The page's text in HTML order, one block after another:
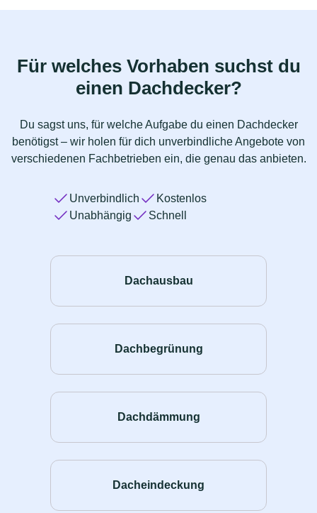
Für welches Vorhaben suchst du
einen Dachdecker?
Du sagst uns, für welche Aufgabe du einen Dachdecker
benötigst – wir holen für dich unverbindliche Angebote von
verschiedenen Fachbetrieben ein, die genau das anbieten.
Unverbindlich
Kostenlos
Unabhängig
Schnell
Dachausbau
Dachbegrünung
Dachdämmung
Dacheindeckung